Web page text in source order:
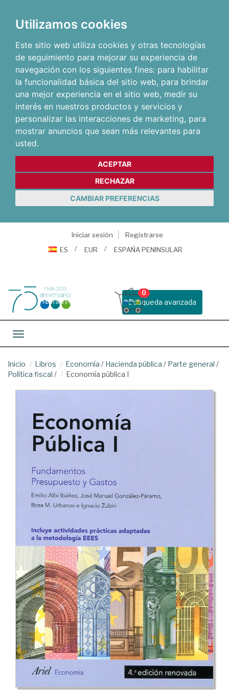
Utilizamos cookies
Este sitio web utiliza cookies y otras tecnologías
de seguimiento para mejorar su experiencia de
navegación con los siguientes fines: para habilitar
la funcionalidad básica del sitio web, para brindar
una mejor experiencia en el sitio web, medir su
interés en nuestros productos y servicios y
personalizar las interacciones de marketing, para
mostrar anuncios que sean más relevantes para
usted.
ACEPTAR
RECHAZAR
CAMBIAR PREFERENCIAS
Iniciar sesión
Registrarse
ES
EUR ESPAÑA PENINSULAR
Busqueda avanzada
0
Toggle navigation
Inicio Libros Economía / Hacienda pública / Parte general /
Política fiscal / Economía pública I